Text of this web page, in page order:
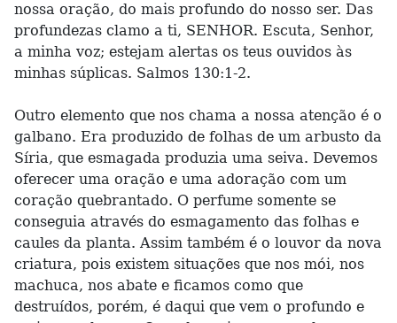
nossa oração, do mais profundo do nosso ser. Das
profundezas clamo a ti, SENHOR. Escuta, Senhor,
a minha voz; estejam alertas os teus ouvidos às
minhas súplicas. Salmos 130:1-2.
Outro elemento que nos chama a nossa atenção é o
galbano. Era produzido de folhas de um arbusto da
Síria, que esmagada produzia uma seiva. Devemos
oferecer uma oração e uma adoração com um
coração quebrantado. O perfume somente se
conseguia através do esmagamento das folhas e
caules da planta. Assim também é o louvor da nova
criatura, pois existem situações que nos mói, nos
machuca, nos abate e ficamos como que
destruídos, porém, é daqui que vem o profundo e